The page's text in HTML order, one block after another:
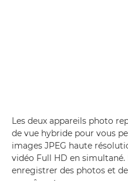
Les deux appareils photo
de vue hybride pour vous
images JPEG haute
vidéo Full HD en
enregistrer des photos et